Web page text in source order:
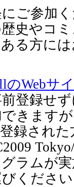
ご参加
史やコ
る方に
のWebサ
登録せ
きます
録され
ラムが
くださ